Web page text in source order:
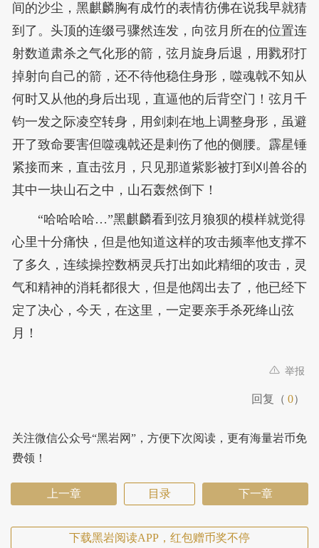
间的沙尘，黑麒麟胸有成竹的表情彷佛在说我早就猜
到了。头顶的连缀弓骤然连发，向弦月所在的位置连
射数道肃杀之气化形的箭，弦月旋身后退，用戮邪打
掉射向自己的箭，还不待他稳住身形，噬魂戟不知从
何时又从他的身后出现，直逼他的后背空门！弦月千
钧一发之际凌空转身，用剑刺在地上调整身形，虽避
开了致命要害但噬魂戟还是剌伤了他的侧腰。霹星锤
紧接而来，直击弦月，只见那道紫影被打到刈兽谷的
其中一块山石之中，山石轰然倒下！
“哈哈哈哈…”黑麒麟看到弦月狼狈的模样就觉得
心里十分痛快，但是他知道这样的攻击频率他支撑不
了多久，连续操控数柄灵兵打出如此精细的攻击，灵
气和精神的消耗都很大，但是他阔出去了，他已经下
定了决心，今天，在这里，一定要亲手杀死绛山弦
月！
举报
回复（ 0）
关注微信公众号“黑岩网”，方便下次阅读，更有海量岩币免
费领！
上一章 目录 下一章
下载黑岩阅读APP，红包赠币奖不停